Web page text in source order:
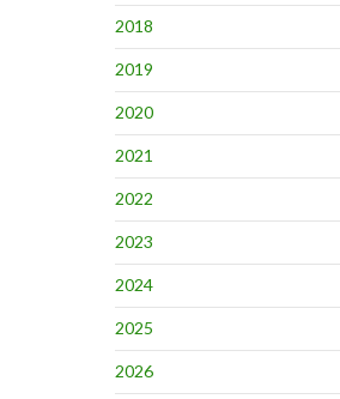
2018
2019
2020
2021
2022
2023
2024
2025
2026